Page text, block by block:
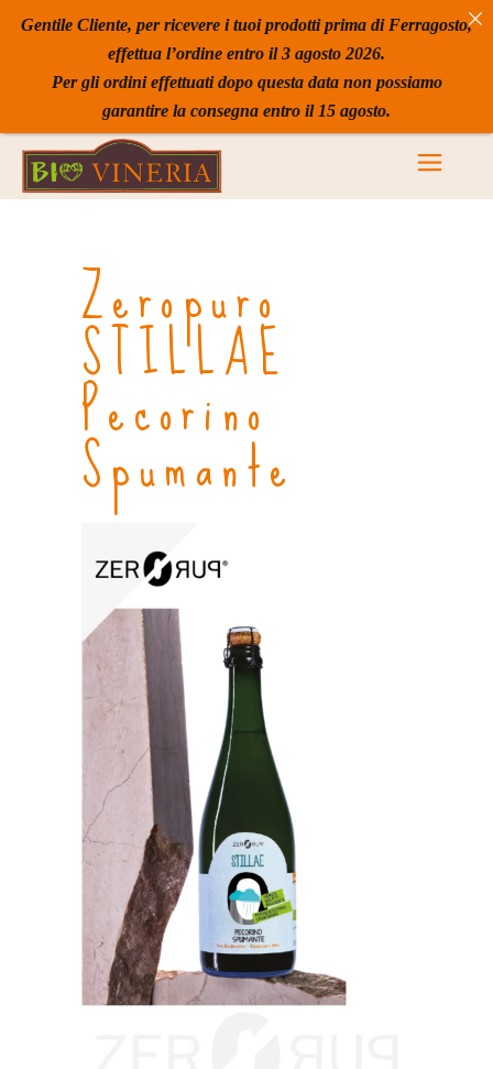
Zeropuro
STILLAE
Pecorino
Spumante
Gentile Cliente, per ricevere i tuoi prodotti prima di Ferragosto,
effettua l’ordine entro il 3 agosto 2026.
Per gli ordini effettuati dopo questa data non possiamo
garantire la consegna entro il 15 agosto.